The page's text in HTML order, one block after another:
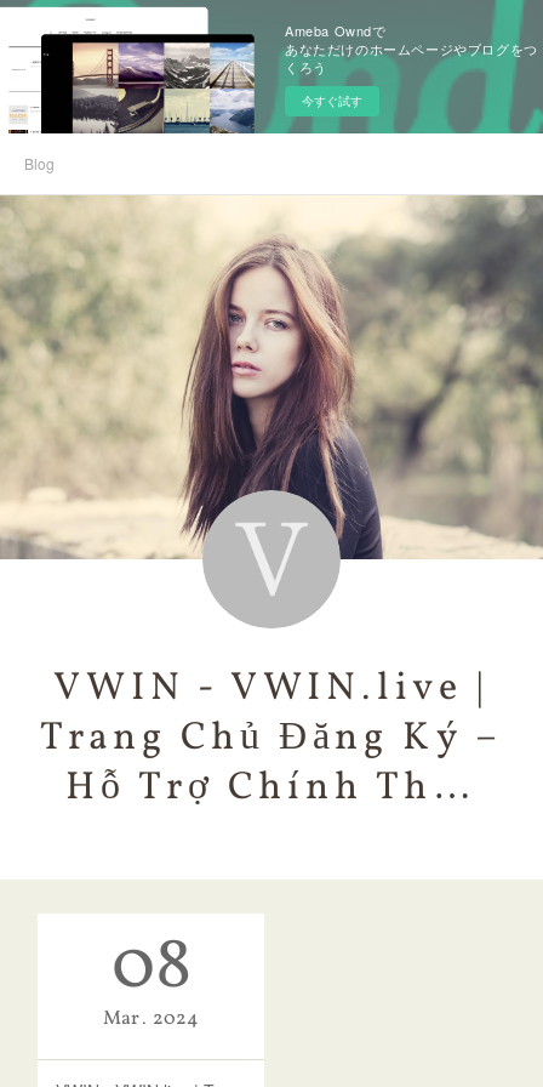
Ameba Owndで
あなただけのホームページやブログをつ
くろう
今すぐ試す
Blog
VWIN - VWIN.live |
Trang Chủ Đăng Ký –
Hỗ Trợ Chính Th…
08
Mar 2024